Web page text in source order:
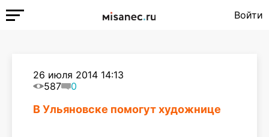
Войти
26 июля 2014 14:13
587
0
В Ульяновске помогут художнице